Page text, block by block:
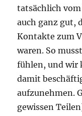
tatsächlich vom
auch ganz gut,
Kontakte zum
waren. So
fühlen, und wir
damit
aufzunehmen.
gewissen